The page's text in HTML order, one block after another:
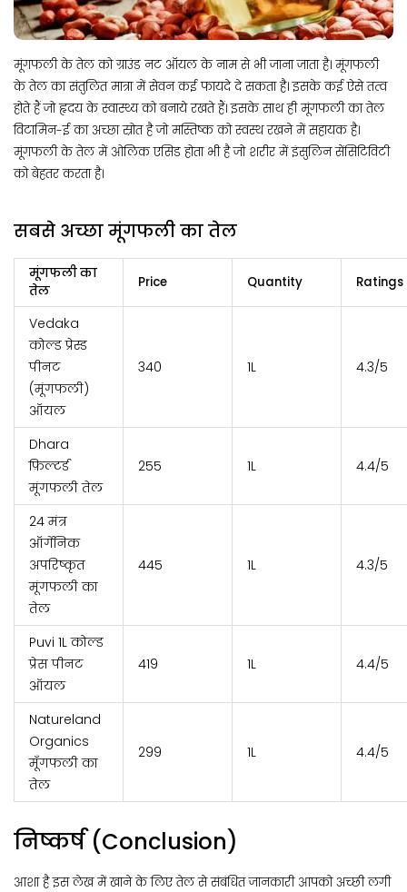
मूंगफली के तेल को ग्राउंड नट ऑयल के नाम से भी जाना जाता है। मूंगफली
के तेल का संतुलित मात्रा में सेवन कई फायदे दे सकता है। इसके कई ऐसे तत्व
होते हैं जो हृदय के स्वास्थ्य को बनाये रखते हैं। इसके साथ ही मूंगफली का तेल
विटामिन-ई का अच्छा स्रोत है जो मस्तिष्क को स्वस्थ रखने में सहायक है।
मूंगफली के तेल में ओलिक एसिड होता भी है जो शरीर में इंसुलिन सेंसिटिविटी
को बेहतर करता है।
सबसे अच्छा मूंगफली का तेल
मूंगफली का
तेल
Price Quantity Ratings
Vedaka
कोल्ड प्रेस्ड
पीनट
(मूंगफली)
ऑयल
₹340 1L 4.3/5
Dhara
फ़िल्टर्ड
मूंगफली तेल
₹255 1L 4.4/5
24 मंत्र
ऑर्गेनिक
अपरिष्कृत
मूंगफली का
तेल
₹445 1L 4.3/5
Puvi 1L कोल्ड
प्रेस पीनट
ऑयल
₹419 1L 4.4/5
Natureland
Organics
मूँगफली का
तेल
₹299 1L 4.4/5
निष्कर्ष (Conclusion)
आशा है इस लेख में खाने के लिए तेल से संबंधित जानकारी आपको अच्छी लगी